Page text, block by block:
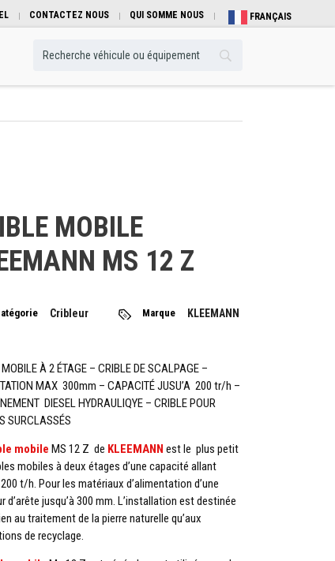
CONTACTEZ NOUS QUI SOMME NOUS FRANÇAIS
MOBILE
MS 12 Z
Cribleur Marque KLEEMANN
À 2 ÉTAGE – CRIBLE DE SCALPAGE –
MAX 300mm – CAPACITÉ JUSU’A 200 tr/h –
DIESEL HYDRAULIQYE – CRIBLE POUR
SURCLASSÉS
mobile MS 12 Z de KLEEMANN est le plus petit
mobiles à deux étages d’une capacité allant
200 t/h. Pour les matériaux d’alimentation d’une
d’arête jusqu’à 300 mm. L’installation est destinée
au traitement de la pierre naturelle qu’aux
de recyclage.